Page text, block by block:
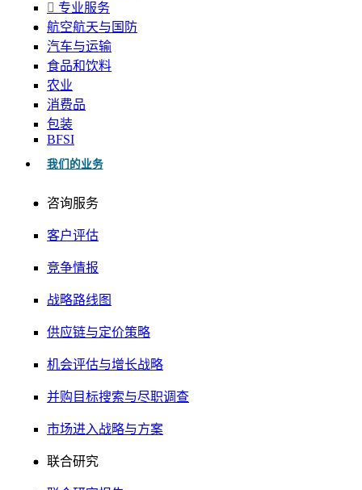
专业服务
航空航天与国防
汽车与运输
食品和饮料
农业
消费品
包装
BFSI
我们的业务
咨询服务
客户评估
竞争情报
战略路线图
供应链与定价策略
机会评估与增长战略
并购目标搜索与尽职调查
市场进入战略与方案
联合研究